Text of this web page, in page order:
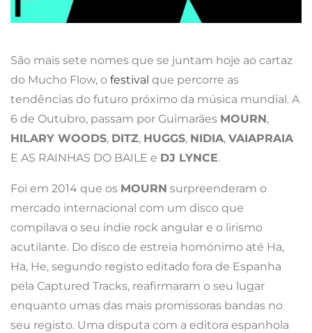
São mais sete nomes que se juntam hoje ao cartaz
do Mucho Flow, o festival que percorre as
tendências do futuro próximo da música mundial. A
6 de Outubro, passam por Guimarães MOURN,
HILARY WOODS, DITZ, HUGGS, NIDIA, VAIAPRAIA
E AS RAINHAS DO BAILE e DJ LYNCE.
Foi em 2014 que os MOURN surpreenderam o
mercado internacional com um disco que
compilava o seu indie rock angular e o lirismo
acutilante. Do disco de estreia homónimo até Ha,
Ha, He, segundo registo editado fora de Espanha
pela Captured Tracks, reafirmaram o seu lugar
enquanto umas das mais promissoras bandas no
seu registo. Uma disputa com a editora espanhola